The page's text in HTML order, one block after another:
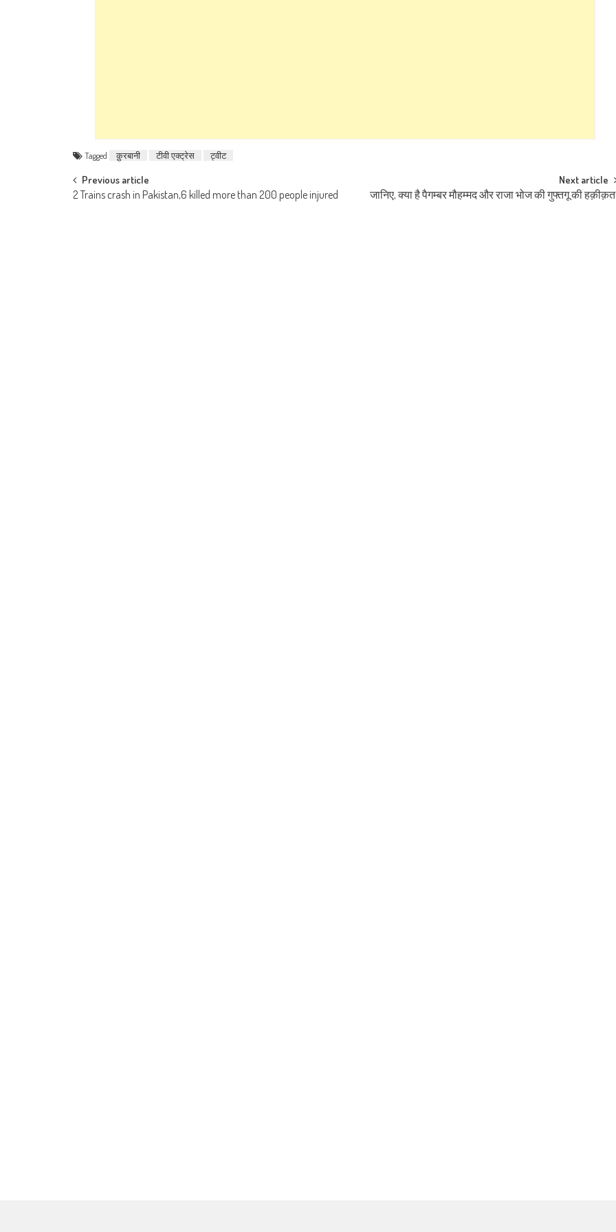
Tagged क़ुरबानी टीवी एक्ट्रेस ट्वीट
Post navigation
Previous article
2 Trains crash in Pakistan,6 killed more than 200 people injured
Next article
जानिए, क्या है पैगम्बर मौहम्मद और राजा भोज की गुफ्तगू की